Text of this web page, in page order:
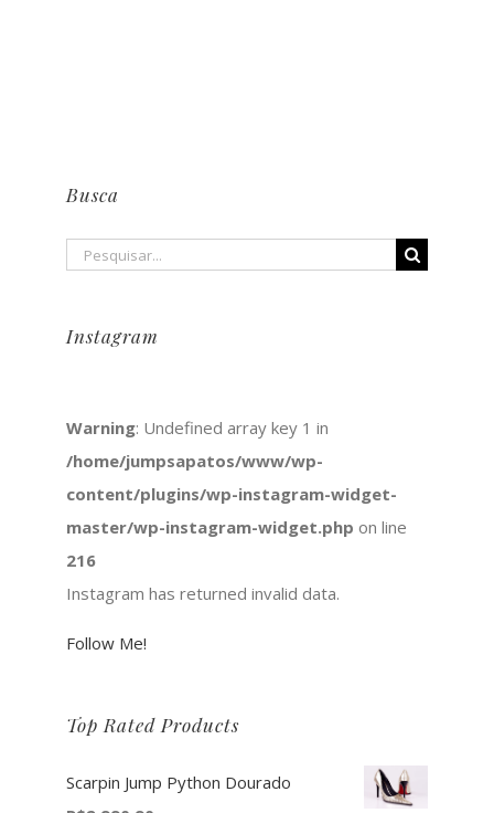
Busca
Buscar
Instagram
Warning: Undefined array key 1 in
/home/jumpsapatos/www/wp-
content/plugins/wp-instagram-widget-
master/wp-instagram-widget.php on line
216
Instagram has returned invalid data.
Follow Me!
Top Rated Products
Scarpin Jump Python Dourado